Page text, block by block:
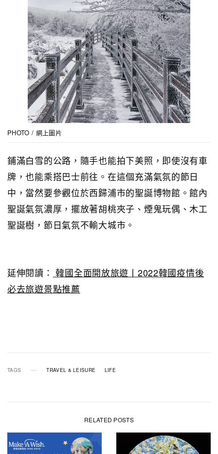
PHOTO / 網上圖片
鋪滿白雪的公路，隨手也能拍下美照，即使沒有車
牌，也能乘搭巴士前往。在這個充滿氣氛的節日
中，當然要參觀位於西歸浦市的聖誕博物館。館內
聖誕氣氛濃厚，擺放著胡桃夾子、煙鬼玩偶、木工
聖誕樹，節日氣氛不輸大城市。
延伸閱讀： 韓國全面開放旅遊丨2022韓國疫情後
必去旅遊景點推薦
TAGS TRAVEL & LEISURE LIFE
RELATED POSTS